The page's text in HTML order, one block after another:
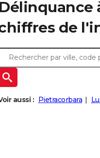
Délinquance
de
aussi : Pietracorbara